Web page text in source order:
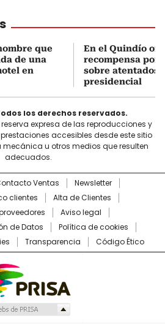
que
de una
en
En el Quindío
recompensa por
sobre atentados
presidencial
los derechos reservados.
reserva expresa de las reproducciones y
accesibles desde este sitio
u otros medios que resulten
adecuados.
Ventas
Newsletter
clientes
Alta de Clientes
Aviso legal
de Datos
Política de cookies
Transparencia Código Ético